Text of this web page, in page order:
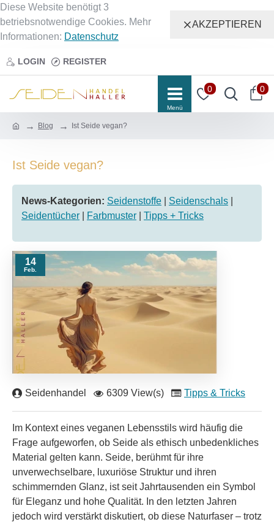
Diese Website benötigt 3
betriebsnotwendige Cookies. Mehr
Informationen: Datenschutz
AKZEPTIEREN
LOGIN REGISTER
0 0
Blog Ist Seide vegan?
Ist Seide vegan?
News-Kategorien: Seidenstoffe Seidenschals
Seidentücher
Farbmuster Tipps + Tricks
14
Feb.
Seidenhandel 6309 View(s) Tipps & Tricks
Im Kontext eines veganen Lebensstils wird häufig die
Frage aufgeworfen, ob Seide als ethisch unbedenkliches
Material gelten kann. Seide, berühmt für ihre
unverwechselbare, luxuriöse Struktur und ihren
schimmernden Glanz, ist seit Jahrtausenden ein Symbol
für Eleganz und hohe Qualität. In den letzten Jahren
jedoch wird verstärkt diskutiert, ob diese Naturfaser – trotz